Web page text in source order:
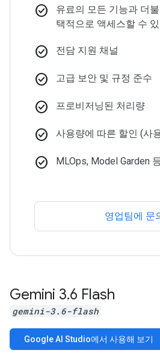
check_circle
유료의 모든 기능과 더
택적으로 액세스할 수
check_circle 전담 지원 채널
check_circle 고급 보안 및 규정 준수
check_circle 프로비저닝된 처리량
check_circle 사용량에 따른 할인 (사
check_circle MLOps, Model Garden
영업팀에 문
Gemini 3.6 Flash
gemini-3.6-flash
Google AI Studio에서 사용해 보기